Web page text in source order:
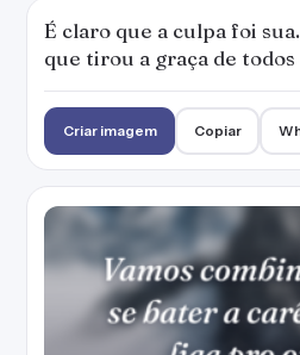
É claro que a culpa foi
que tirou a graça de
Criar imagem Copiar